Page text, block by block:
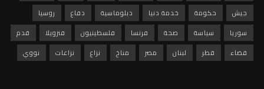
جيش
حكومة خدمة دنيا دبلوماسية دفاع
روسيا
سوريا
سياسة صحة فرنسا فلسطينيون فنزويلا
قدم
قضاء
قطر لبنان مصر مناخ نزاع نزاعات نووي